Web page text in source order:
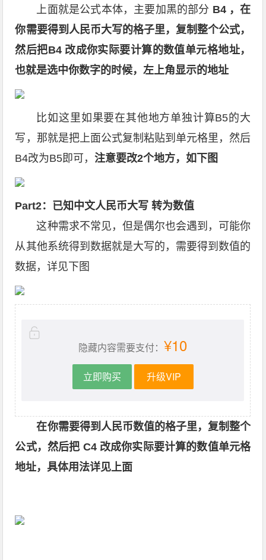
上面就是公式本体，主要加黑的部分 B4 ，在
你需要得到人民币大写的格子里，复制整个公式，
然后把B4 改成你实际要计算的数值单元格地址，
也就是选中你数字的时候，左上角显示的地址
比如这里如果要在其他地方单独计算B5的大
写，那就是把上面公式复制粘贴到单元格里，然后
B4改为B5即可，注意要改2个地方，如下图
Part2：已知中文人民币大写 转为数值
这种需求不常见，但是偶尔也会遇到，可能你
从其他系统得到数据就是大写的，需要得到数值的
数据，详见下图
隐藏内容需要支付： ¥10
立即购买 升级VIP
在你需要得到人民币数值的格子里，复制整个
公式，然后把 C4 改成你实际要计算的数值单元格
地址，具体用法详见上面